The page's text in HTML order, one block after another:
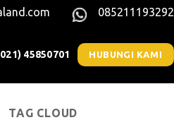
085211193292
45850701 HUBUNGI KAMI
TAG CLOUD